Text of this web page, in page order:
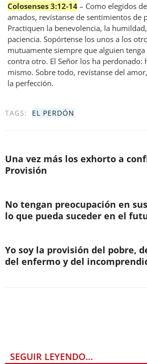
Colosenses 3:12-14 – Como elegidos
amados, revístanse de sentimientos de
Practiquen la benevolencia, la
paciencia. Sopórtense los unos a los
mutuamente siempre que alguien
contra otro. El Señor los ha perdonado:
mismo. Sobre todo, revístanse del
la perfección.
TAGS: EL PERDÓN
Una vez más los exhorto a
Provisión
No tengan preocupación en
lo que pueda suceder en el
Yo soy la provisión del pobre,
del enfermo y del
SEGUIR LEYENDO...